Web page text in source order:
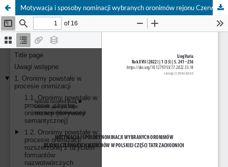
Motywacja i sposoby nominacji wybranych oronimów rejonu Czerwonych Wierchów w polskiej części Tatr Zachodnich